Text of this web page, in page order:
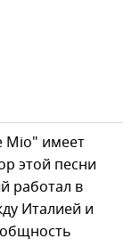
Mio" имеет
этой песни
работал в
Италией и